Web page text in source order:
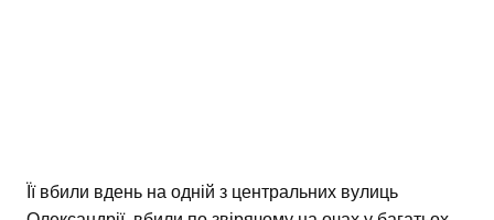
Її вбили вдень на одній з центральних вулиць